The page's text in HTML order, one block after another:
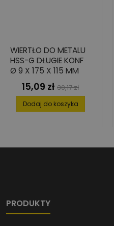
WIERTŁO DO METALU
HSS-G DŁUGIE KONF
Ø 9 X 175 X 115 MM
Cena
15,09 zł Cena
podstawowa
30,17 zł
Dodaj do koszyka
PRODUKTY